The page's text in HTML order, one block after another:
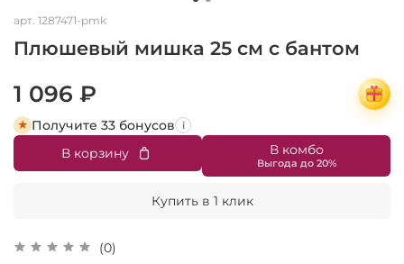
арт. 1287471-pmk
Плюшевый мишка 25 см с бантом
(0)
1 096 ₽
Получите 33 бонусов i
В корзину В комбо
Купить в 1 клик